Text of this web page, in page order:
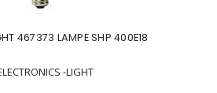
467373 LAMPE SHP 400E18
-LIGHT